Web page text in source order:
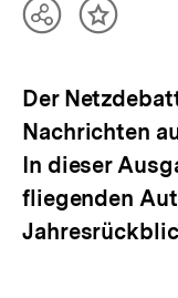
TeilenInhalt
Der
Nachrichten
In dieser
fliegenden